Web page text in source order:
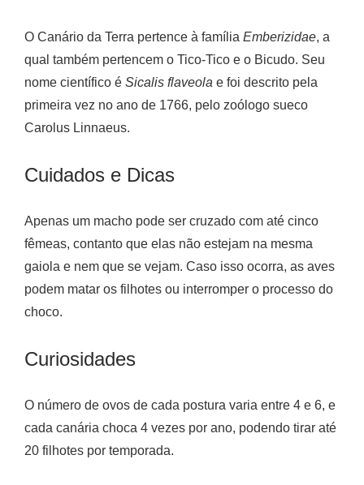
O Canário da Terra pertence à família Emberizidae, a
qual também pertencem o Tico-Tico e o Bicudo. Seu
nome científico é Sicalis flaveola e foi descrito pela
primeira vez no ano de 1766, pelo zoólogo sueco
Carolus Linnaeus.
Cuidados e Dicas
Apenas um macho pode ser cruzado com até cinco
fêmeas, contanto que elas não estejam na mesma
gaiola e nem que se vejam. Caso isso ocorra, as aves
podem matar os filhotes ou interromper o processo do
choco.
Curiosidades
O número de ovos de cada postura varia entre 4 e 6, e
cada canária choca 4 vezes por ano, podendo tirar até
20 filhotes por temporada.